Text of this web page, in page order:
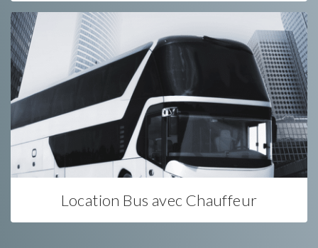
Location Bus avec Chauffeur